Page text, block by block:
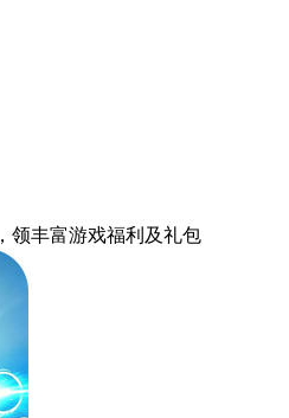
，领丰富游戏福利 及礼包